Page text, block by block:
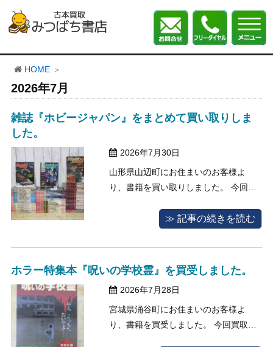
HOME
2026年7月
雑誌『ホビージャパン』をまとめて買い取りしま
した。
2026年7月30日
山形県山辺町にお住まいのお客様よ
り、書籍を買い取りしました。 今回買
様は、長年続けてきた趣味に区切りを
連する書籍や資料をまとめて買い取っ
て欲しいと、当店へご相談くださいま
した。 買い取りを希望された書籍は、
模型や ...
≫ 記事の続きを読む
ホラー特集本『呪いの学校霊』を買受しました。
2026年7月28日
宮城県涌谷町にお住まいのお客様よ
り、書籍を買受しました。 今回買取査